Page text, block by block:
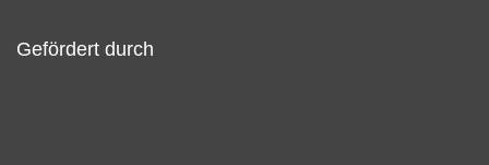
Gefördert durch